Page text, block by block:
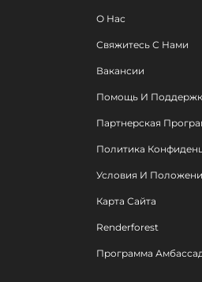
О Нас
Свяжитесь С Нами
Вакансии
Помощь И
Партнерская
Политика
Условия И
Карта Сайта
Renderforest
Программа